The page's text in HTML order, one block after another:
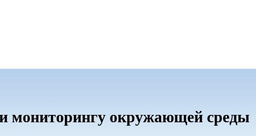
мониторингу окружающей среды